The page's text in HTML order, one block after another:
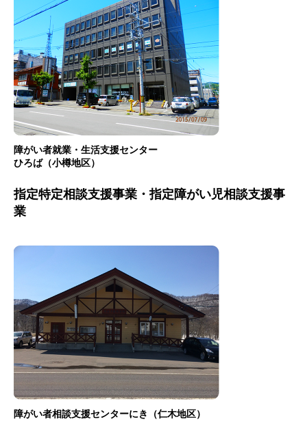
障がい者就業・生活支援センター
ひろば（小樽地区）
指定特定相談支援事業・指定障がい児相談支援事
業
障がい者相談支援センターにき（仁木地区）